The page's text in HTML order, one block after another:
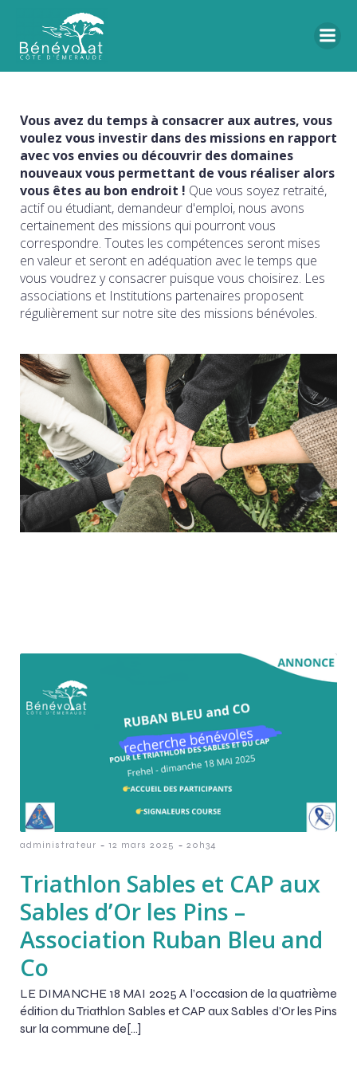
Vous avez du temps à consacrer aux autres, vous
voulez vous investir dans des missions en rapport
avec vos envies ou découvrir des domaines
nouveaux vous permettant de vous réaliser alors
vous êtes au bon endroit ! Que vous soyez retraité,
actif ou étudiant, demandeur d'emploi, nous avons
certainement des missions qui pourront vous
correspondre. Toutes les compétences seront mises
en valeur et seront en adéquation avec le temps que
vous voudrez y consacrer puisque vous choisirez. Les
associations et Institutions partenaires proposent
régulièrement sur notre site des missions bénévoles.
administrateur - 12 mars 2025 - 20h34
Triathlon Sables et CAP aux
Sables d’Or les Pins –
Association Ruban Bleu and
Co
LE DIMANCHE 18 MAI 2025 A l’occasion de la quatrième
édition du Triathlon Sables et CAP aux Sables d’Or les Pins
sur la commune de[…]